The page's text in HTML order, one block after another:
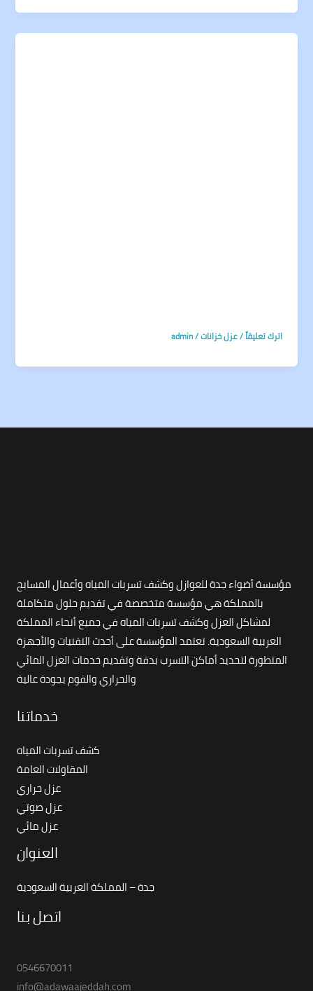
اترك تعليقاً/عزل خزانات/
admin
مؤسسة أضواء جدة للعوازل وكشف تسربات المياه وأعمال المسابح
بالمملكة هي مؤسسة متخصصة في تقديم حلول متكاملة
لمشاكل العزل وكشف تسربات المياه في جميع أنحاء المملكة
العربية السعودية. تعتمد المؤسسة على أحدث التقنيات والأجهزة
المتطورة لتحديد أماكن التسرب بدقة وتقديم خدمات العزل المائي
والحراري والفوم بجودة عالية
خدماتنا
كشف تسربات المياه
المقاولات العامة
عزل حراري
عزل صوتي
عزل مائي
العنوان
جدة – المملكة العربية السعودية
اتصل بنا